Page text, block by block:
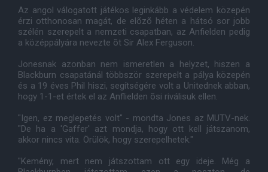
Az angol válogatott játékos leginkább a védelem közepén
érzi otthonosan magát, de elõzõ héten a hátsó sor jobb
szélén szerepelt a nemzeti csapatban, az Anfielden pedig
a középpályára nevezte õt Sir Alex Ferguson.
Jonesnak azonban nem ismeretlen a helyzet, hiszen a
Blackburn csapatánál többször szerepelt a pálya közepén
és a 19 éves Phil hiszi, segítségére volt a Unitednek abban,
hogy 1-1-et értek el az Anflielden õsi riválisuk ellen.
"Igen, ez meglepetés volt" - mondta Jones az MUTV-nek.
"De ha a 'Gaffer' azt mondja, hogy ott kell játszanom,
akkor nincs vita. Örülök, hogy szerepelhetek."
"Kemény, mert nem játszottam ott egy ideje. Még a